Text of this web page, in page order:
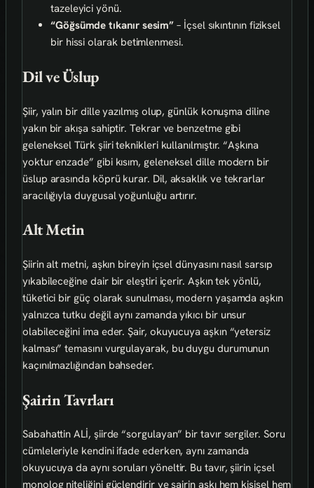
tazeleyici yönü.
“Göğsümde tıkanır sesim” – İçsel sıkıntının fiziksel
bir hissi olarak betimlenmesi.
Dil ve Üslup
Şiir, yalın bir dille yazılmış olup, günlük konuşma diline
yakın bir akışa sahiptir. Tekrar ve benzetme gibi
geleneksel Türk şiiri teknikleri kullanılmıştır. “Aşkına
yoktur enzade” gibi kısım, geleneksel dille modern bir
üslup arasında köprü kurar. Dil, aksaklık ve tekrarlar
aracılığıyla duygusal yoğunluğu artırır.
Alt Metin
Şiirin alt metni, aşkın bireyin içsel dünyasını nasıl sarsıp
yıkabileceğine dair bir eleştiri içerir. Aşkın tek yönlü,
tüketici bir güç olarak sunulması, modern yaşamda aşkın
yalnızca tutku değil aynı zamanda yıkıcı bir unsur
olabileceğini ima eder. Şair, okuyucuya aşkın “yetersiz
kalması” temasını vurgulayarak, bu duygu durumunun
kaçınılmazlığından bahseder.
Şairin Tavrları
Sabahattin ALİ, şiirde “sorgulayan” bir tavır sergiler. Soru
cümleleriyle kendini ifade ederken, aynı zamanda
okuyucuya da aynı soruları yöneltir. Bu tavır, şiirin içsel
monolog niteliğini güçlendirir ve şairin aşkı hem kişisel hem